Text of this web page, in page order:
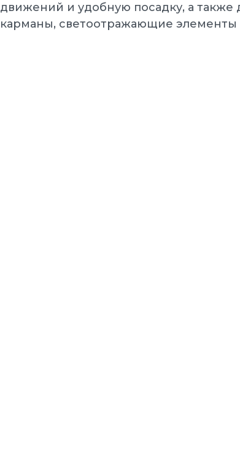
движений и удобную посадку, а
карманы, светоотражающие элементы